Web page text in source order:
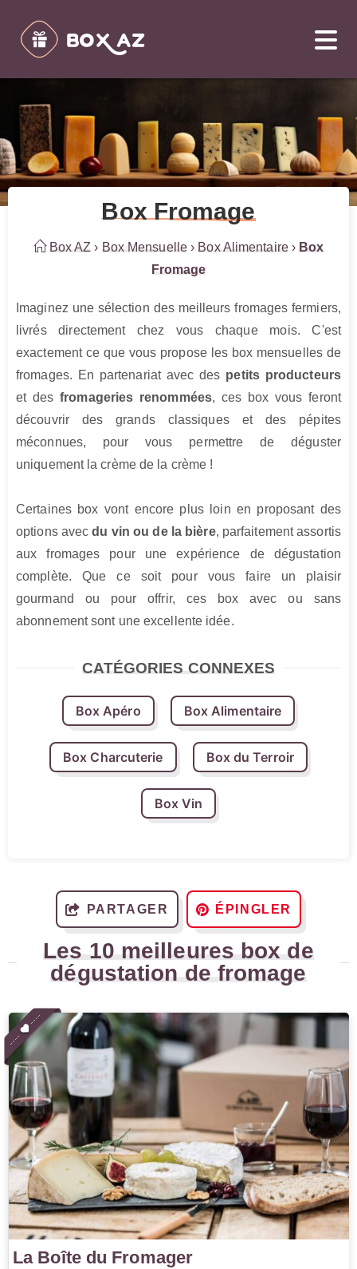
Box Fromage
Box AZ › Box Mensuelle › Box Alimentaire› Box
Fromage
Imaginez une sélection des meilleurs fromages fermiers,
livrés directement chez vous chaque mois. C'est
exactement ce que vous propose les box mensuelles de
fromages. En partenariat avec des petits producteurs
et des fromageries renommées, ces box vous feront
découvrir des grands classiques et des pépites
méconnues, pour vous permettre de déguster
uniquement la crème de la crème !
Certaines box vont encore plus loin en proposant des
options avec du vin ou de la bière, parfaitement assortis
aux fromages pour une expérience de dégustation
complète. Que ce soit pour vous faire un plaisir
gourmand ou pour offrir, ces box avec ou sans
abonnement sont une excellente idée.
CATÉGORIES CONNEXES
Box Apéro Box Alimentaire
Box Charcuterie Box du Terroir
Box Vin
PARTAGER ÉPINGLER
Les 10 meilleures box de
dégustation de fromage
La Boîte du Fromager